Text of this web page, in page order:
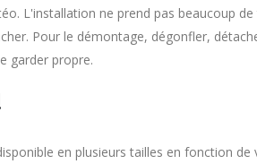
L'installation ne prend pas beaucoup
Pour le démontage, dégonfler,
garder propre.
en plusieurs tailles en fonction